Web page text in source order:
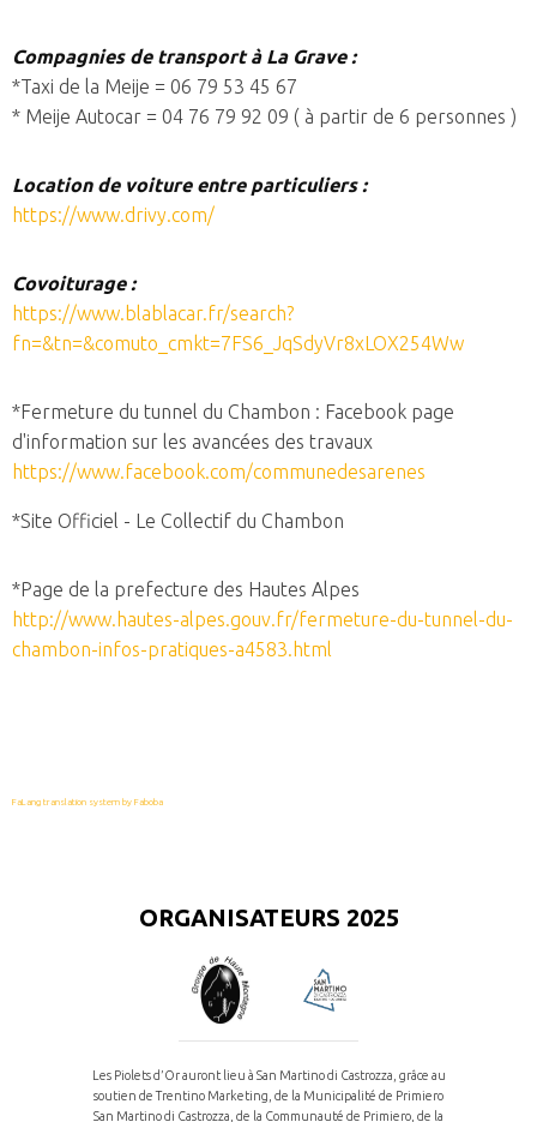
Compagnies de transport à La Grave :
*Taxi de la Meije = 06 79 53 45 67
* Meije Autocar = 04 76 79 92 09 ( à partir de 6 personnes )
Location de voiture entre particuliers :
https://www.drivy.com/
Covoiturage :
https://www.blablacar.fr/search?
fn=&tn=&comuto_cmkt=7FS6_JqSdyVr8xLOX254Ww
*Fermeture du tunnel du Chambon : Facebook page
d'information sur les avancées des travaux
https://www.facebook.com/communedesarenes
*Site Officiel - Le Collectif du Chambon
*Page de la prefecture des Hautes Alpes
http://www.hautes-alpes.gouv.fr/fermeture-du-tunnel-du-
chambon-infos-pratiques-a4583.html
FaLang translation system by Faboba
ORGANISATEURS 2025
Les Piolets d’Or auront lieu à San Martino di Castrozza, grâce au
soutien de Trentino Marketing, de la Municipalité de Primiero
San Martino di Castrozza, de la Communauté de Primiero, de la